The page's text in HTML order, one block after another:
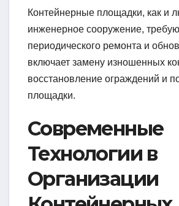
Контейнерные площадки, как и
инженерное сооружение,
периодического ремонта и
включает замену изношенных
восстановление ограждений и
площадки.
Современные
Технологии в
Организации